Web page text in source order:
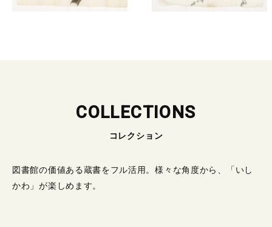
COLLECTIONS
コレクション
図書館の価値ある蔵書をフル活用。様々な角度から、「いし
かわ」が楽しめます。